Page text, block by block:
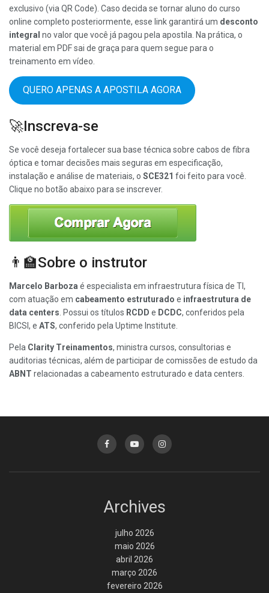
exclusivo (via QR Code). Caso decida se tornar aluno do curso
online completo posteriormente, esse link garantirá um desconto
integral no valor que você já pagou pela apostila. Na prática, o
material em PDF sai de graça para quem segue para o
treinamento em vídeo.
QUERO APENAS A APOSTILA AGORA
🚀Inscreva-se
Se você deseja fortalecer sua base técnica sobre cabos de fibra
óptica e tomar decisões mais seguras em especificação,
instalação e análise de materiais, o SCE321 foi feito para você.
Clique no botão abaixo para se inscrever.
👨‍🏫Sobre o instrutor
Marcelo Barboza é especialista em infraestrutura física de TI,
com atuação em cabeamento estruturado e infraestrutura de
data centers . Possui os títulos RCDD e DCDC, conferidos pela
BICSI, e ATS, conferido pela Uptime Institute.
Pela Clarity Treinamentos, ministra cursos, consultorias e
auditorias técnicas, além de participar de comissões de estudo da
ABNT relacionadas a cabeamento estruturado e data centers.
Archives
julho 2026
maio 2026
abril 2026
março 2026
fevereiro 2026